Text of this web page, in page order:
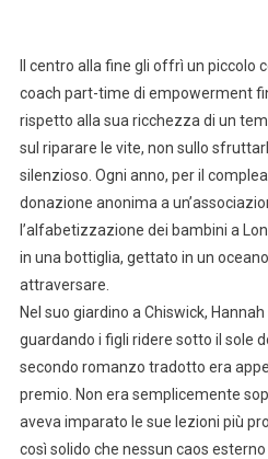
Il centro alla fine gli offrì un piccolo
coach part-time di empowerment
rispetto alla sua ricchezza di un
sul riparare le vite, non sullo
silenzioso. Ogni anno, per il
donazione anonima a
l’alfabetizzazione dei bambini a
in una bottiglia, gettato in un
attraversare.
Nel suo giardino a Chiswick,
guardando i figli ridere sotto il sole
secondo romanzo tradotto era
premio. Non era semplicemente
aveva imparato le sue lezioni più
così solido che nessun caos